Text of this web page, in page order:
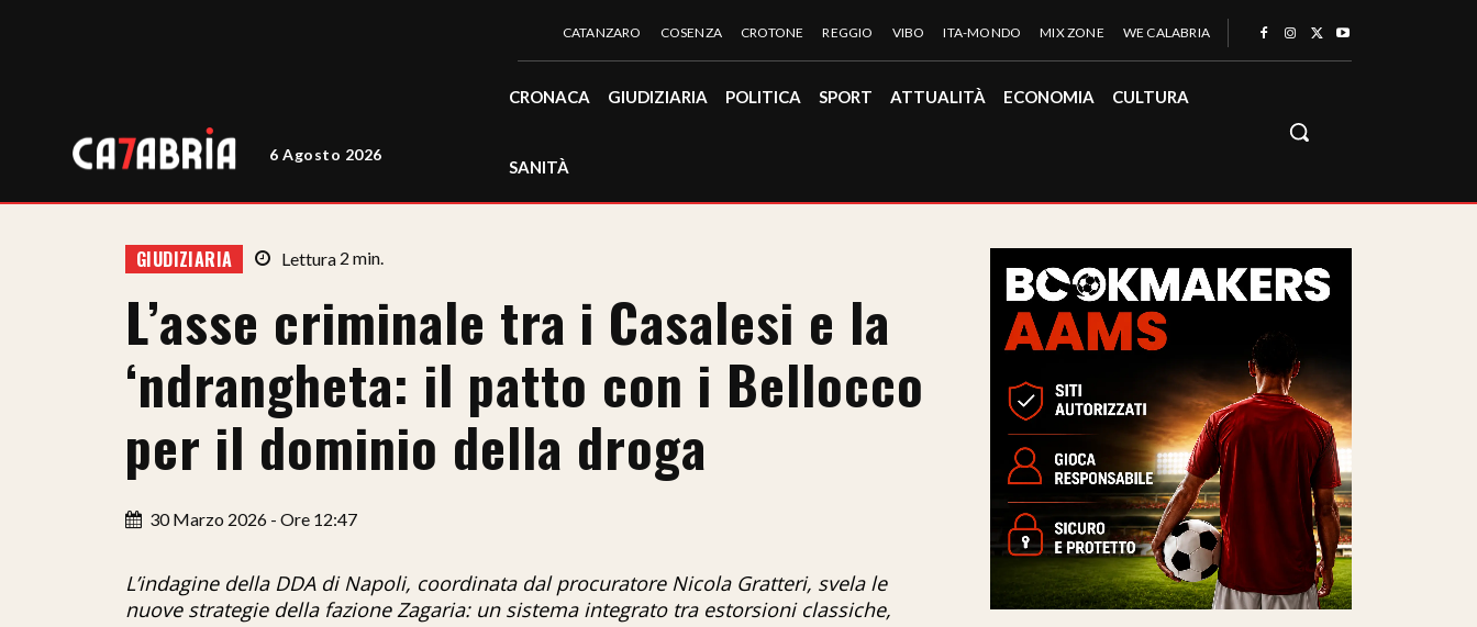
6 Agosto 2026
CATANZARO COSENZA CROTONE REGGIO VIBO ITA-MONDO MIX ZONE WE CALABRIA
CRONACA GIUDIZIARIA POLITICA SPORT ATTUALITÀ ECONOMIA CULTURA
SANITÀ
GIUDIZIARIA Lettura 2 min.
L’asse criminale tra i Casalesi e la
‘ndrangheta: il patto con i Bellocco
per il dominio della droga
30 Marzo 2026 - Ore 12:47
L’indagine della DDA di Napoli, coordinata dal procuratore Nicola Gratteri, svela le
nuove strategie della fazione Zagaria: un sistema integrato tra estorsioni classiche,